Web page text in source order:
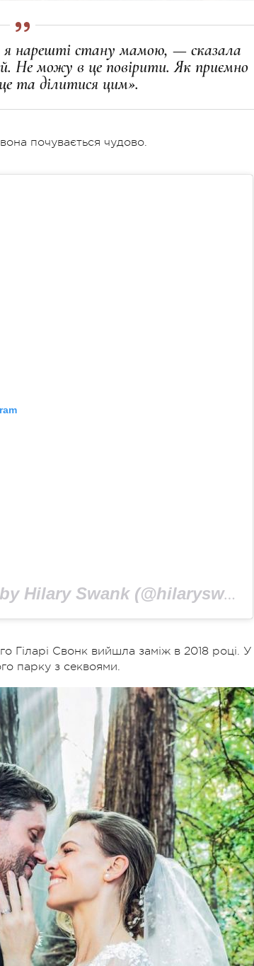
я нарешті стану мамою, — сказала
Не можу в це повірити. Як приємно
та ділитися цим».
почувається чудово.
A post shared by Hilary Swank (@hilaryswank)
Гіларі Свонк вийшла заміж в 2018 році.
парку з секвоями.